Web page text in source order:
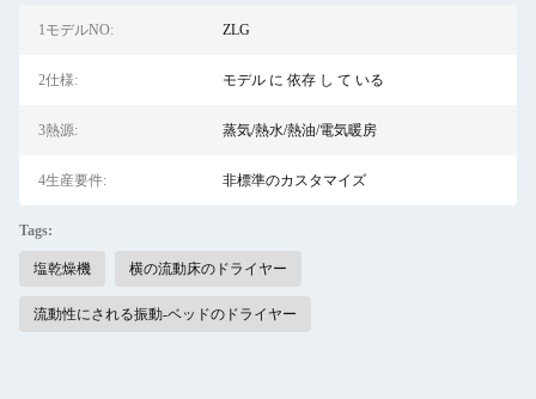
1モデルNO: ZLG
2仕様: モデル に 依存 し て いる
3熱源: 蒸気/熱水/熱油/電気暖房
4生産要件: 非標準のカスタマイズ
Tags:
塩乾燥機 横の流動床のドライヤー
流動性にされる振動-ベッドのドライヤー